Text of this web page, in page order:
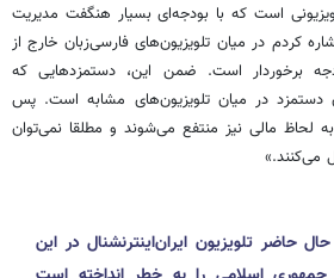
تلویزیونی است که با بودجه‌ای بسیار هنگفت مدیریت
کردم در میان تلویزیون‌های فارسی‌زبان خارج از
برخوردار است. ضمن این، دستمزدهایی که
دستمزد در میان تلویزیون‌های مشابه است. پس
لحاظ مالی نیز منتفع می‌شوند و مطلقا نمی‌توان
حاضر تلویزیون ایران‌اینترنشنال در این